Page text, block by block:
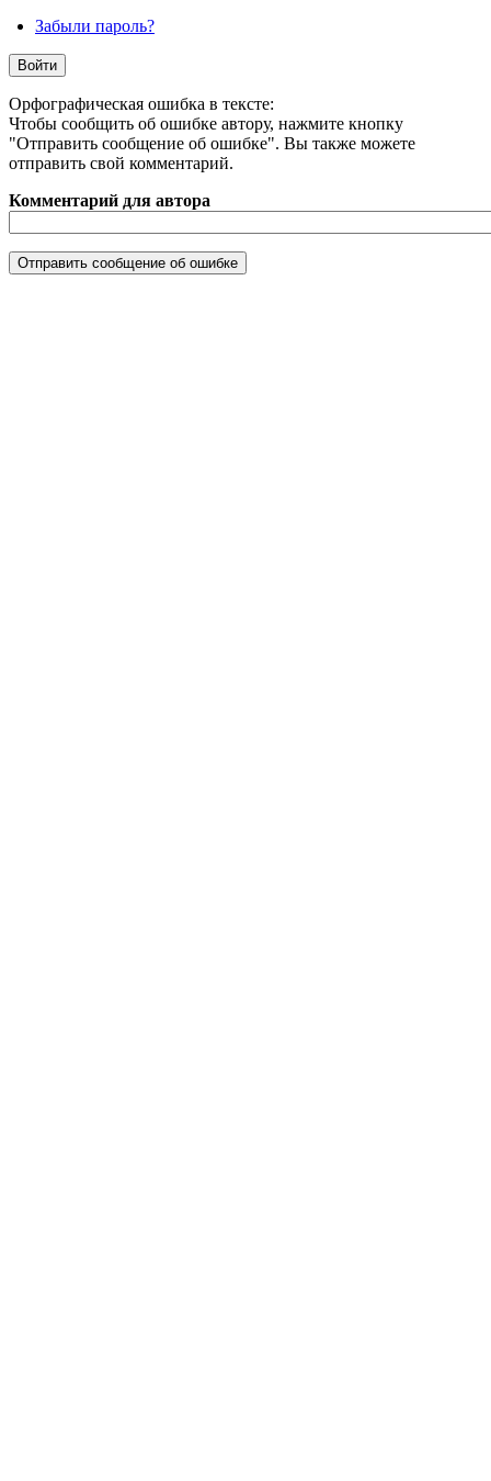
Забыли пароль?
Орфографическая ошибка в тексте:
Чтобы сообщить об ошибке автору, нажмите кнопку
"Отправить сообщение об ошибке". Вы также можете
отправить свой комментарий.
Комментарий для автора